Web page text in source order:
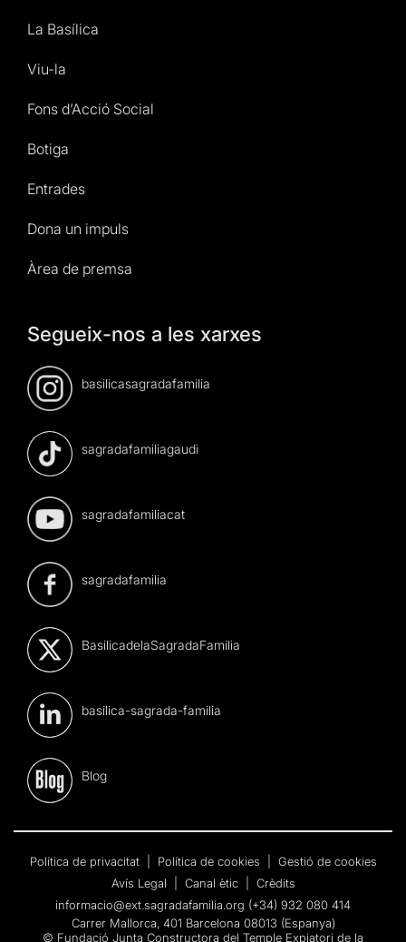
La Basílica
Viu-la
Fons d’Acció Social
Botiga
Entrades
Dona un impuls
Àrea de premsa
Segueix-nos a les xarxes
basilicasagradafamilia
sagradafamiliagaudi
sagradafamiliacat
sagradafamilia
BasilicadelaSagradaFamilia
basilica-sagrada-familia
Blog
Política de privacitat Política de cookies
Gestió de cookies
Avís Legal
Canal ètic
Crèdits
informacio@ext.sagradafamilia.org (+34) 932 080 414
Carrer Mallorca, 401 Barcelona 08013 (Espanya)
© Fundació Junta Constructora del Temple Expiatori de la